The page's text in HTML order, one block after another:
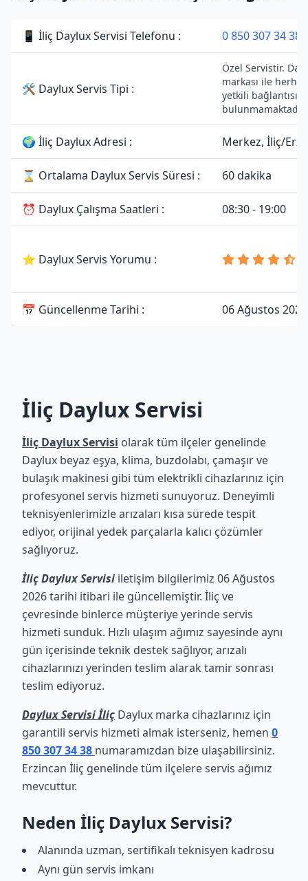
📱 İliç Daylux Servisi Telefonu : 0 850 307 34 38
🛠 Daylux Servis Tipi :
Özel Servistir.
markası ile
yetkili bağlantısı
bulunmamaktadır.
🌍 İliç Daylux Adresi : Merkez, İliç/
⌛ Ortalama Daylux Servis Süresi : 60 dakika
⏰ Daylux Çalışma Saatleri : 08:30 - 19:00
⭐ Daylux Servis Yorumu :
📅 Güncellenme Tarihi : 06 Ağustos 2026
İliç Daylux Servisi
İliç Daylux Servisi olarak tüm ilçeler genelinde
Daylux beyaz eşya, klima, buzdolabı, çamaşır ve
bulaşık makinesi gibi tüm elektrikli cihazlarınız için
profesyonel servis hizmeti sunuyoruz. Deneyimli
teknisyenlerimizle arızaları kısa sürede tespit
ediyor, orijinal yedek parçalarla kalıcı çözümler
sağlıyoruz.
İliç Daylux Servisi iletişim bilgilerimiz 06 Ağustos
2026 tarihi itibari ile güncellemiştir. İliç ve
çevresinde binlerce müşteriye yerinde servis
hizmeti sunduk. Hızlı ulaşım ağımız sayesinde aynı
gün içerisinde teknik destek sağlıyor, arızalı
cihazlarınızı yerinden teslim alarak tamir sonrası
teslim ediyoruz.
Daylux Servisi İliç Daylux marka cihazlarınız için
garantili servis hizmeti almak isterseniz, hemen 0
850 307 34 38 numaramızdan bize ulaşabilirsiniz.
Erzincan İliç genelinde tüm ilçelere servis ağımız
mevcuttur.
Neden İliç Daylux Servisi?
Alanında uzman, sertifikalı teknisyen kadrosu
Aynı gün servis imkanı